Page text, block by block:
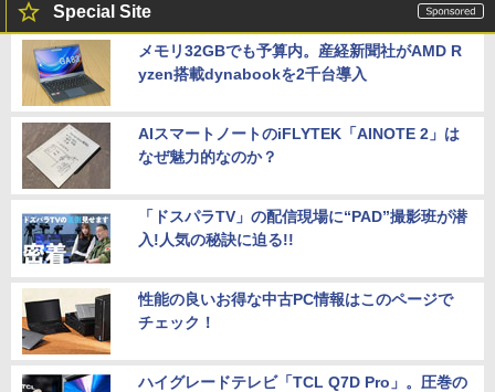
Special Site
メモリ32GBでも予算内。産経新聞社がAMD R
yzen搭載dynabookを2千台導入
AIスマートノートのiFLYTEK「AINOTE 2」は
なぜ魅力的なのか？
「ドスパラTV」の配信現場に“PAD”撮影班が潜
入!人気の秘訣に迫る!!
性能の良いお得な中古PC情報はこのページで
チェック！
ハイグレードテレビ「TCL Q7D Pro」。圧巻の